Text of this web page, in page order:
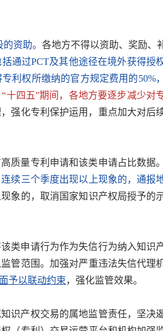
资助。 各地方不得以资助、奖励、
通过PCT及其他途径在境外获得授
利权所缴纳的官方规定费用的50%
“十四五”期间，各地方要逐步减少对
强化专利保护运用，重点加大对后
质量专利申请和该类申请占比数据
连续三个季度出现以上现象的，通报
象的，取消国家知识产权局授予的
类申请行为作为失信行为纳入知识
管范围。加强对严重违法失信代理
予以联动约束，强化监管效果。
识产权交易的属地监管责任，坚决